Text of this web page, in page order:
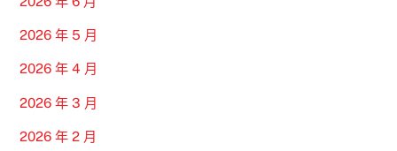
2026 年 5 月
2026 年 4 月
2026 年 3 月
2026 年 2 月